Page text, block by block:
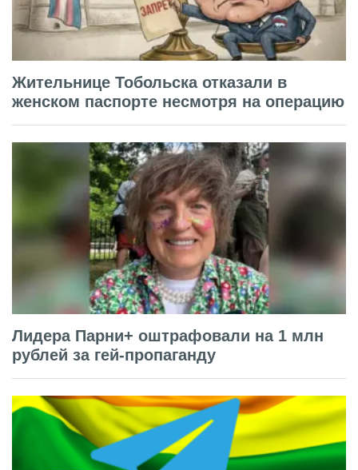
Жительнице Тобольска отказали в
женском паспорте несмотря на операцию
Лидера Парни+ оштрафовали на 1 млн
рублей за гей-пропаганду